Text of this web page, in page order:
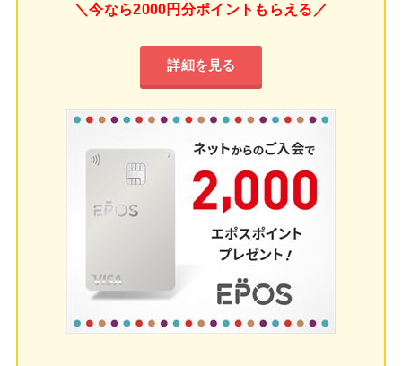
＼今なら2000円分ポイントもらえる／
詳細を見る